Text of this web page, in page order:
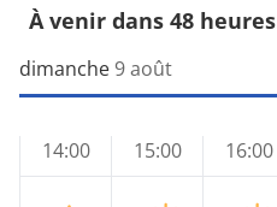
À venir dans 48 heures
dimanche9 août
14:00 15:00 16:00